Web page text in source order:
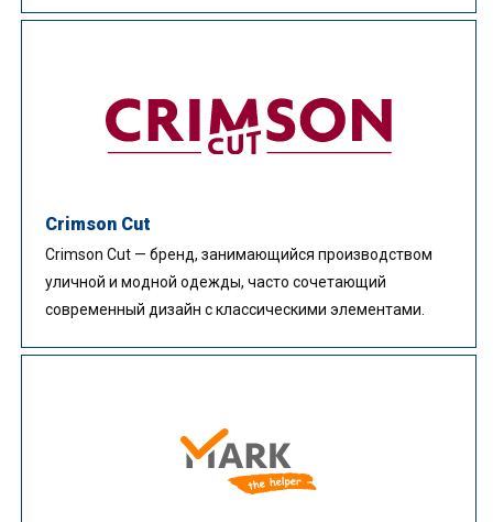
Crimson Cut
Crimson Cut — бренд, занимающийся производством
уличной и модной одежды, часто сочетающий
современный дизайн с классическими элементами.